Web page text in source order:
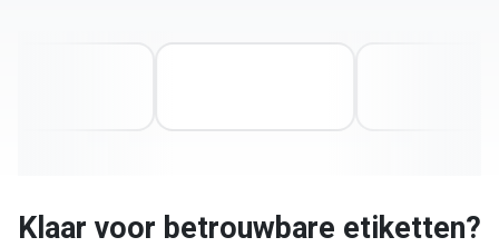
Klaar voor betrouwbare etiketten?